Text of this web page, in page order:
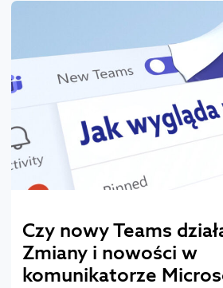
Czy nowy Teams
Zmiany i nowości w
komunikatorze